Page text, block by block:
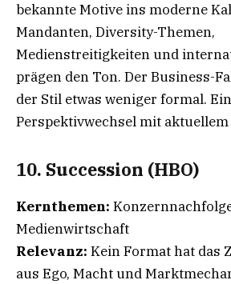
bekannte Motive ins moderne
Mandanten, Diversity-Themen,
Medienstreitigkeiten und
prägen den Ton. Der Business-
der Stil etwas weniger formal.
Perspektivwechsel mit aktuellem
10. Succession (HBO)
Kernthemen:
Medienwirtschaft
Relevanz: Kein Format hat das
aus Ego, Macht und